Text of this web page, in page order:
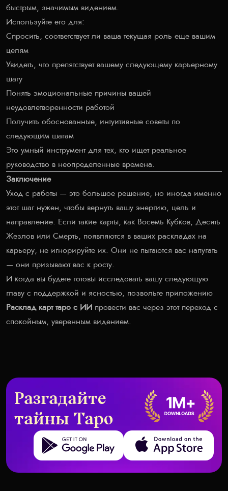
быстрым, значимым видением.
Используйте его для:
Спросить, соответствует ли ваша текущая роль еще вашим
целям
Увидеть, что препятствует вашему следующему карьерному
шагу
Понять эмоциональные причины вашей
неудовлетворенности работой
Получить обоснованные, интуитивные советы по
следующим шагам
Это умный инструмент для тех, кто ищет реальное
руководство в неопределенные времена.
Заключение
Уход с работы — это большое решение, но иногда именно
этот шаг нужен, чтобы вернуть вашу энергию, цель и
направление. Если такие карты, как Восемь Кубков, Десять
Жезлов или Смерть, появляются в ваших раскладах на
карьеру, не игнорируйте их. Они не пытаются вас напугать
— они призывают вас к росту.
И когда вы будете готовы исследовать вашу следующую
главу с поддержкой и ясностью, позвольте приложению
Расклад карт таро с ИИ провести вас через этот переход с
спокойным, уверенным видением.
Разгадайте
тайны Таро
Get it on Google Play Download on the App Store